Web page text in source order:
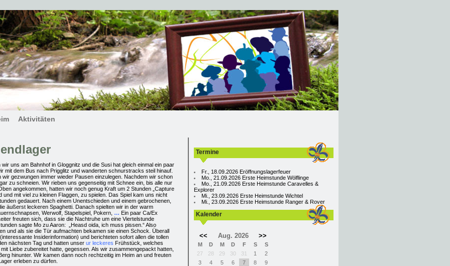
Aktivitäten
uns am Bahnhof in Gloggnitz und die Susi hat gleich einmal ein paar
mit dem Bus nach Prigglitz und wanderten schnurstracks steil hinauf.
gezwungen immer wieder Pausen einzulegen. Nachdem wir schon
zu schneien. Wir rieben uns gegenseitig mit Schnee ein, bis alle nur
angekommen, hatten wir noch genug Kraft um 2 Stunden „Capture
und mit viel zu kleinen Flaggen, zu spielen. Das Spiel kam uns nicht
gedauert. Nach einem Unentschieden und einem gebrochenen,
äußerst leckeren Spaghetti. Danach spielten wir in der warm
Werwolf, Stapelspiel, Pokern, … Ein paar Ca/Ex
freuten sich, dass sie die Nachtruhe um eine Viertelstunde
sagte Mo zu Aaron: „Heasd oida, ich muss pissen.“ Also
und als sie die Tür aufmachten bekamen sie einen Schock. Überall
Insiderinformation) und berichteten sofort allen die tollen
nächsten Tag und hatten unser ur leckeres Frühstück, welches
Liebe zubereitet hatte, gegessen. Als wir zusammengepackt hatten,
hinunter. Wir kamen dann noch rechtzeitig im Heim an und freuten
erleben zu dürfen.
Termine
Fr., 18.09.2026 Eröffnungslagerfeuer
Mo., 21.09.2026 Erste Heimstunde Wölflinge
Mo., 21.09.2026 Erste Heimstunde Caravelles &
Explorer
Mi., 23.09.2026 Erste Heimstunde Wichtel
Mi., 23.09.2026 Erste Heimstunde Ranger & Rover
Kalender
<< Aug. 2026 >>
M D M D F S
S
27
28 29 30 31 1
2
3
4 5 6 7 8
9